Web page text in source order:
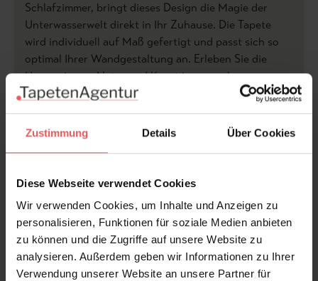
Zustimmung Details Über Cookies
Diese Webseite verwendet Cookies
Wir verwenden Cookies, um Inhalte und Anzeigen zu
personalisieren, Funktionen für soziale Medien anbieten
zu können und die Zugriffe auf unsere Website zu
analysieren. Außerdem geben wir Informationen zu Ihrer
Verwendung unserer Website an unsere Partner für
Schlafzimmer, bringt dieses Design die Magie der
Unterwasserwelt direkt in Ihr Zuhause. Die Tapete
wird individuell auf Maß gefertigt und passt sich so
optimal Ihrer Wandgestaltung an. Erleben Sie die
Harmonie von Natur und Kunst in monochromen
Nuancen!
Produktdetails
Versand & Zahlung
Bewertungen
FAQ Teilen!